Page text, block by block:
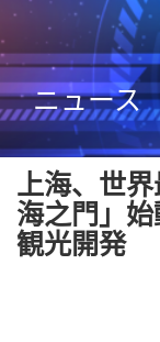
ニュース
上海、世
海之門」
観光開発